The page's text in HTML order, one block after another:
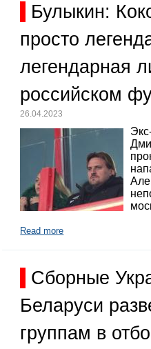
Булыкин:
просто
легендарная
российском
26.04.2023
Read more
Сборные
Беларуси
группам в